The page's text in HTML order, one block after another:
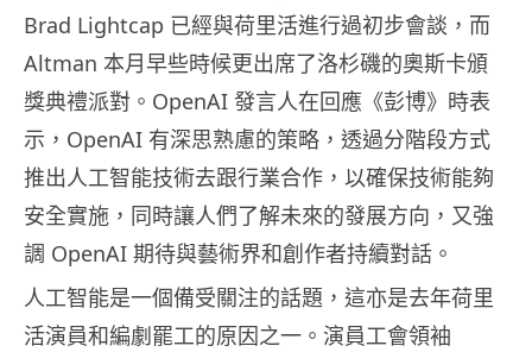
Brad Lightcap 已經與荷里活進行過初步會談，而
Altman 本月早些時候更出席了洛杉磯的奧斯卡頒
獎典禮派對。OpenAI 發言人在回應《彭博》時表
示，OpenAI 有深思熟慮的策略，透過分階段方式
推出人工智能技術去跟行業合作，以確保技術能夠
安全實施，同時讓人們了解未來的發展方向，又強
調 OpenAI 期待與藝術界和創作者持續對話。
人工智能是一個備受關注的話題，這亦是去年荷里
活演員和編劇罷工的原因之一。演員工會領袖